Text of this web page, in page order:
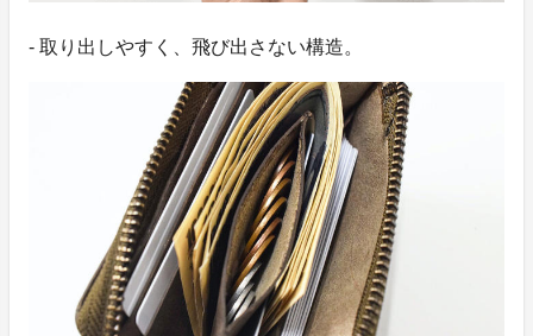
- 取り出しやすく、飛び出さない構造。